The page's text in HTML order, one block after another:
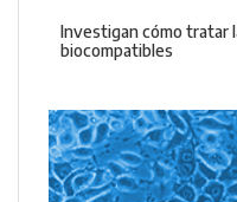
Investigan cómo tratar
biocompatibles